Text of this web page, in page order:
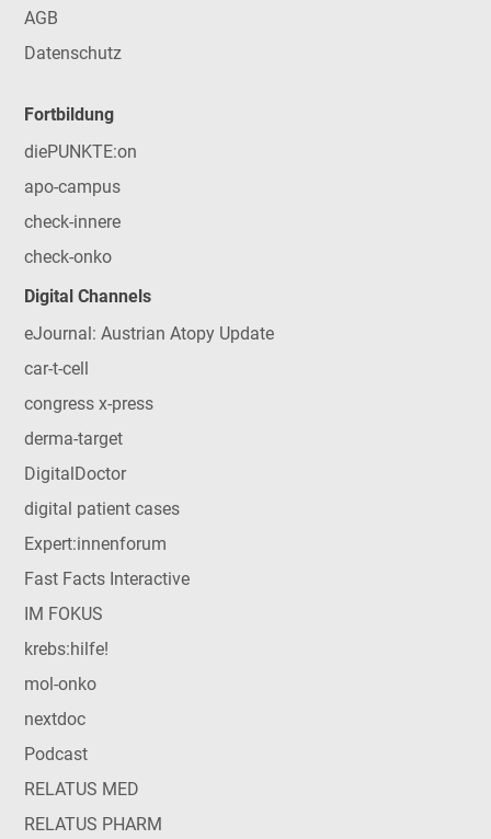
AGB
Datenschutz
Fortbildung
diePUNKTE:on
apo-campus
check-innere
check-onko
Digital Channels
eJournal: Austrian Atopy Update
car-t-cell
congress x-press
derma-target
DigitalDoctor
digital patient cases
Expert:innenforum
Fast Facts Interactive
IM FOKUS
krebs:hilfe!
mol-onko
nextdoc
Podcast
RELATUS MED
RELATUS PHARM